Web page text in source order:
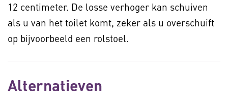
12 centimeter. De losse verhoger kan schuiven
als u van het toilet komt, zeker als u overschuift
op bijvoorbeeld een rolstoel.
Alternatieven